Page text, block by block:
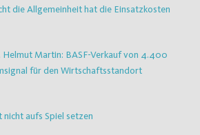
die Allgemeinheit hat die Einsatzkosten
Helmut Martin: BASF-Verkauf von 4.400
für den Wirtschaftsstandort
aufs Spiel setzen